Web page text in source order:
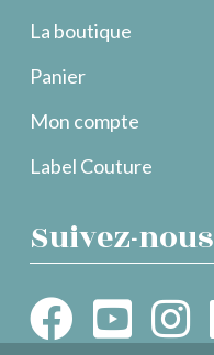
La boutique
Panier
Mon compte
Label Couture
Suivez-nous